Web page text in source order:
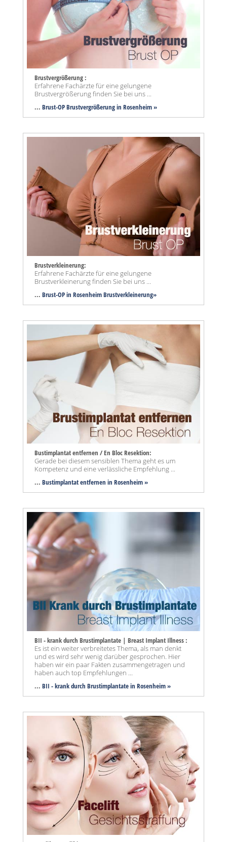
Brustvergrößerung :
Erfahrene Fachärzte für eine gelungene
Brustvergrößerung finden Sie bei uns ...
... Brust-OP Brustvergrößerung in Rosenheim »
Brustverkleinerung:
Erfahrene Fachärzte für eine gelungene
Brustverkleinerung finden Sie bei uns ...
... Brust-OP in Rosenheim Brustverkleinerung»
Bustimplantat entfernen / En Bloc Resektion:
Gerade bei diesem sensiblen Thema geht es um
Kompetenz und eine verlässliche Empfehlung ...
... Bustimplantat entfernen in Rosenheim »
BII - krank durch Brustimplantate | Breast Implant Illness :
Es ist ein weiter verbreitetes Thema, als man denkt
und es wird sehr wenig darüber gesprochen. Hier
haben wir ein paar Fakten zusammengetragen und
haben auch top Empfehlungen ...
... BII - krank durch Brustimplantate in Rosenheim »